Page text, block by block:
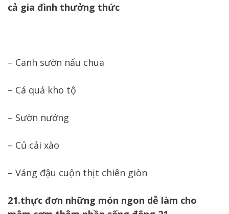
cả gia đình thưởng thức
– Canh sườn nấu chua
– Cá quả kho tộ
– Sườn nướng
– Củ cải xào
– Váng đậu cuộn thịt chiên giòn
21.thực đơn những món ngon dễ làm cho